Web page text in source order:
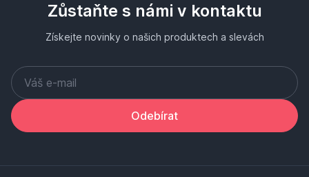
Zůstaňte s námi v kontaktu
Získejte novinky o našich produktech a slevách
Odebírat